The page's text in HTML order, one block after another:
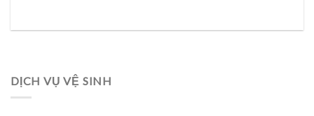
DỊCH VỤ VỆ SINH